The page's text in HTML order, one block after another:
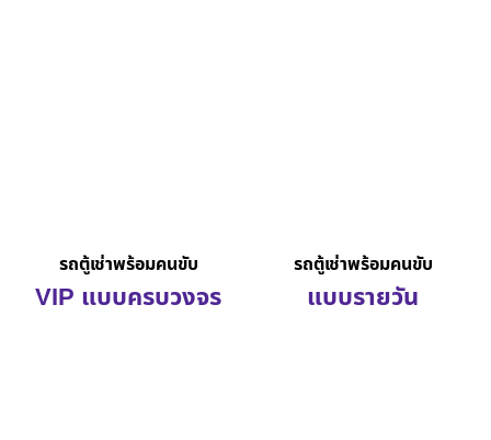
รถตู้เช่าพร้อมคนขับ
VIP แบบครบวงจร
รถตู้เช่าพร้อมคนขับ
แบบรายวัน